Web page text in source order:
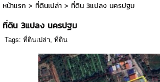
หน้าแรก > ที่ดินเปล่า> ที่ดิน 3แปลง นครปฐม
ที่ดิน 3แปลง นครปฐม
Tags: ที่ดินเปล่า, ที่ดิน